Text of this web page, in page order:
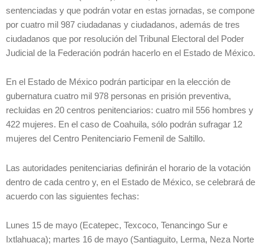
sentenciadas y que podrán votar en estas jornadas, se compone
por cuatro mil 987 ciudadanas y ciudadanos, además de tres
ciudadanos que por resolución del Tribunal Electoral del Poder
Judicial de la Federación podrán hacerlo en el Estado de México.
En el Estado de México podrán participar en la elección de
gubernatura cuatro mil 978 personas en prisión preventiva,
recluidas en 20 centros penitenciarios: cuatro mil 556 hombres y
422 mujeres. En el caso de Coahuila, sólo podrán sufragar 12
mujeres del Centro Penitenciario Femenil de Saltillo.
Las autoridades penitenciarias definirán el horario de la votación
dentro de cada centro y, en el Estado de México, se celebrará de
acuerdo con las siguientes fechas:
Lunes 15 de mayo (Ecatepec, Texcoco, Tenancingo Sur e
Ixtlahuaca); martes 16 de mayo (Santiaguito, Lerma, Neza Norte